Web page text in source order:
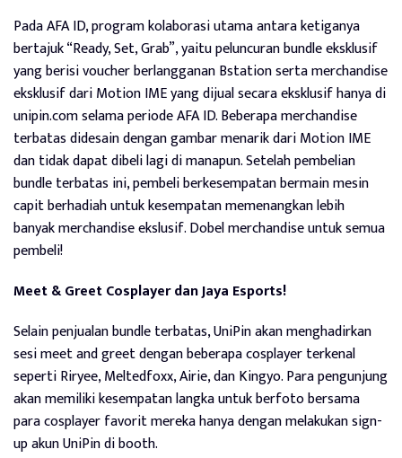
Pada AFA ID, program kolaborasi utama antara ketiganya
bertajuk “Ready, Set, Grab”, yaitu peluncuran bundle eksklusif
yang berisi voucher berlangganan Bstation serta merchandise
eksklusif dari Motion IME yang dijual secara eksklusif hanya di
unipin.com selama periode AFA ID. Beberapa merchandise
terbatas didesain dengan gambar menarik dari Motion IME
dan tidak dapat dibeli lagi di manapun. Setelah pembelian
bundle terbatas ini, pembeli berkesempatan bermain mesin
capit berhadiah untuk kesempatan memenangkan lebih
banyak merchandise ekslusif. Dobel merchandise untuk semua
pembeli!
Meet & Greet Cosplayer dan Jaya Esports!
Selain penjualan bundle terbatas, UniPin akan menghadirkan
sesi meet and greet dengan beberapa cosplayer terkenal
seperti Riryee, Meltedfoxx, Airie, dan Kingyo. Para pengunjung
akan memiliki kesempatan langka untuk berfoto bersama
para cosplayer favorit mereka hanya dengan melakukan sign-
up akun UniPin di booth.